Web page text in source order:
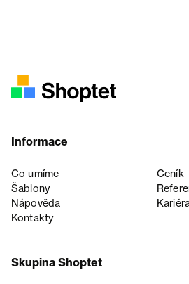
Informace
Co umíme
Ceník
Šablony
Nápověda
Kontakty
Skupina Shoptet